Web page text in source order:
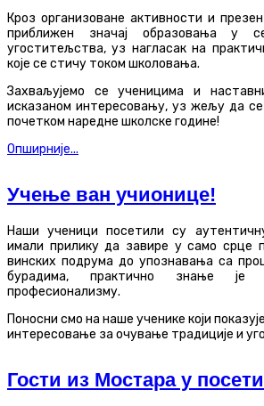
Кроз организоване активности и
приближен значај образовања у
угоститељства, уз нагласак на
које се стичу током школовања.
Захваљујемо се ученицима и
исказаном интересовању, уз жељу да
почетком наредне школске године!
Опширније...
Учење ван учионице!
Наши ученици посетили су
имали прилику да завире у само срце
винских подрума до упознавања са
бурадима, практично знање
професионализму.
Поносни смо на наше ученике који
интересовање за очување традиције и
Гости из Мостара у